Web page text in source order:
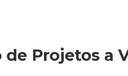
de Projetos a